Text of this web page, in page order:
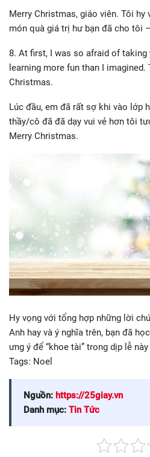
Merry Christmas, giáo viên. Tôi
món quà giá trị hư bạn đã cho tôi
8. At first, I was so afraid of
learning more fun than I imagined.
Christmas.
Lúc đầu, em đã rất sợ khi vào lớp
thầy/cô đã đã dạy vui vẻ hơn tôi
Merry Christmas.
Hy vọng với tổng hợp những lời
Anh hay và ý nghĩa trên, bạn đã
ưng ý để “khoe tài” trong dịp lễ
Tags: Noel
Nguồn: https://25giay.vn
Danh mục: Tin Tức